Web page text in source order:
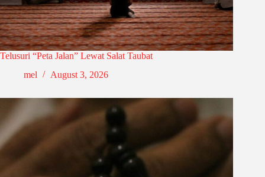
Telusuri “Peta Jalan” Lewat Salat Taubat
mel
August 3, 2026